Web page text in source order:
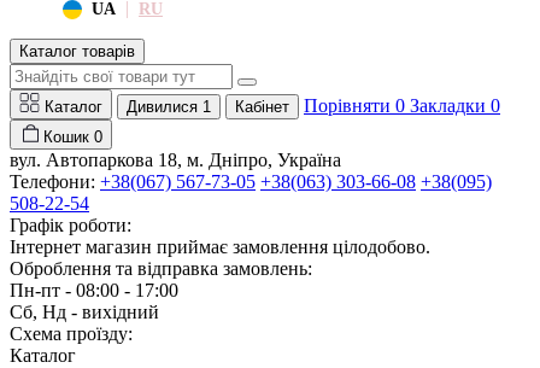
UA | RU
Каталог товарів
Каталог Дивилися 1 Кабінет Порівняти 0 Закладки 0
Кошик 0
вул. Автопаркова 18, м. Дніпро, Україна
Телефони: +38(067) 567-73-05 +38(063) 303-66-08 +38(095)
508-22-54
Графік роботи:
Інтернет магазин приймає замовлення цілодобово.
Оброблення та відправка замовлень:
Пн-пт - 08:00 - 17:00
Сб, Нд - вихідний
Схема проїзду:
Каталог